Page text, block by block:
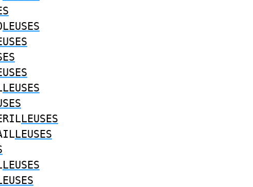
LEUSES
LEUSES
LEUSES
LEUSES
LEUSES